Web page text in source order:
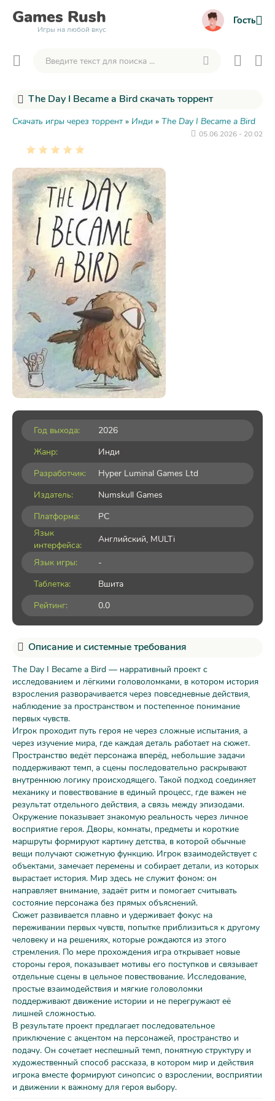
Games Rush
Игры на любой вкус
Гость
The Day I Became a Bird скачать торрент
Скачать игры через торрент» Инди » The Day I Became a Bird
05.06.2026 - 20:02
Год выхода:
2026
Жанр:
Инди
Разработчик:
Hyper Luminal Games Ltd
Издатель:
Numskull Games
Платформа:
PC
Язык
интерфейса:
Английский, MULTi
Язык игры:
-
Таблетка:
Вшита
Рейтинг:
0.0
Описание и системные требования
The Day I Became a Bird — нарративный проект с
исследованием и лёгкими головоломками, в котором история
взросления разворачивается через повседневные действия,
наблюдение за пространством и постепенное понимание
первых чувств.
Игрок проходит путь героя не через сложные испытания, а
через изучение мира, где каждая деталь работает на сюжет.
Пространство ведёт персонажа вперёд, небольшие задачи
поддерживают темп, а сцены последовательно раскрывают
внутреннюю логику происходящего. Такой подход соединяет
механику и повествование в единый процесс, где важен не
результат отдельного действия, а связь между эпизодами.
Окружение показывает знакомую реальность через личное
восприятие героя. Дворы, комнаты, предметы и короткие
маршруты формируют картину детства, в которой обычные
вещи получают сюжетную функцию. Игрок взаимодействует с
объектами, замечает перемены и собирает детали, из которых
вырастает история. Мир здесь не служит фоном: он
направляет внимание, задаёт ритм и помогает считывать
состояние персонажа без прямых объяснений.
Сюжет развивается плавно и удерживает фокус на
переживании первых чувств, попытке приблизиться к другому
человеку и на решениях, которые рождаются из этого
стремления. По мере прохождения игра открывает новые
стороны героя, показывает мотивы его поступков и связывает
отдельные сцены в цельное повествование. Исследование,
простые взаимодействия и мягкие головоломки
поддерживают движение истории и не перегружают её
лишней сложностью.
В результате проект предлагает последовательное
приключение с акцентом на персонажей, пространство и
подачу. Он сочетает неспешный темп, понятную структуру и
художественный способ рассказа, в котором мир и действия
игрока вместе формируют синопсис о взрослении, восприятии
и движении к важному для героя выбору.